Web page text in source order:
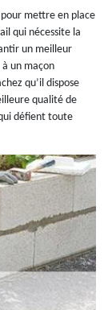
mettre en place
qui nécessite la
un meilleur
un maçon
qu’il dispose
qualité de
défient toute